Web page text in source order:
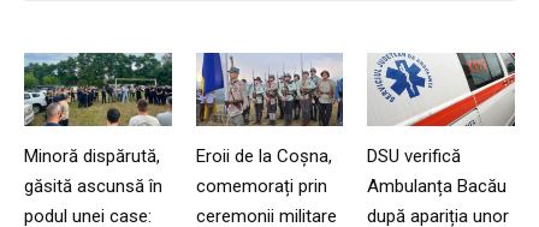
Minoră dispărută,
găsită ascunsă în
podul unei case:
Eroii de la Coșna,
comemorați prin
ceremonii militare
DSU verifică
Ambulanța Bacău
după apariția unor